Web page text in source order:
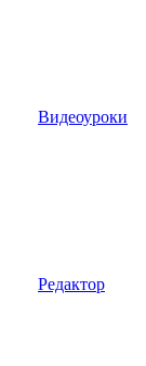
Видеоуроки
Редактор